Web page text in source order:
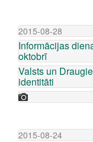
2015-08-28
Informācijas
oktobrī
Valsts un
identitāti
2015-08-24